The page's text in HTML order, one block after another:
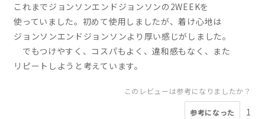
これまでジョンソンエンドジョンソンの2WEEKを
使っていました。初めて使用しましたが、着け心地は
ジョンソンエンドジョンソンより厚い感じがしました。
でもつけやすく、コスパもよく、違和感もなく、また
リピートしようと考えています。
このレビューは参考になりましたか？
参考になった 1